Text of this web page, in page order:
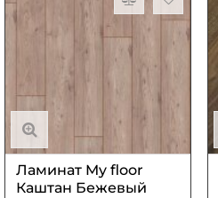
Ламинат My floor
Каштан Бежевый